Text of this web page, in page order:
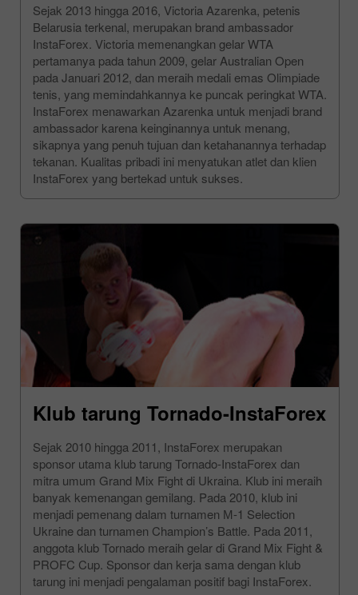
Sejak 2013 hingga 2016, Victoria Azarenka, petenis
Belarusia terkenal, merupakan brand ambassador
InstaForex. Victoria memenangkan gelar WTA
pertamanya pada tahun 2009, gelar Australian Open
pada Januari 2012, dan meraih medali emas Olimpiade
tenis, yang memindahkannya ke puncak peringkat WTA.
InstaForex menawarkan Azarenka untuk menjadi brand
ambassador karena keinginannya untuk menang,
sikapnya yang penuh tujuan dan ketahanannya terhadap
tekanan. Kualitas pribadi ini menyatukan atlet dan klien
InstaForex yang bertekad untuk sukses.
Klub tarung Tornado-InstaForex
Sejak 2010 hingga 2011, InstaForex merupakan
sponsor utama klub tarung Tornado-InstaForex dan
mitra umum Grand Mix Fight di Ukraina. Klub ini meraih
banyak kemenangan gemilang. Pada 2010, klub ini
menjadi pemenang dalam turnamen М-1 Selection
Ukraine dan turnamen Champion’s Battle. Pada 2011,
anggota klub Tornado meraih gelar di Grand Mix Fight &
PROFC Cup. Sponsor dan kerja sama dengan klub
tarung ini menjadi pengalaman positif bagi InstaForex.